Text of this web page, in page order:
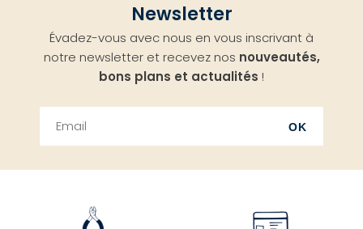
Newsletter
Évadez-vous avec nous en vous inscrivant à
notre newsletter et recevez nos nouveautés,
bons plans et actualités !
OK